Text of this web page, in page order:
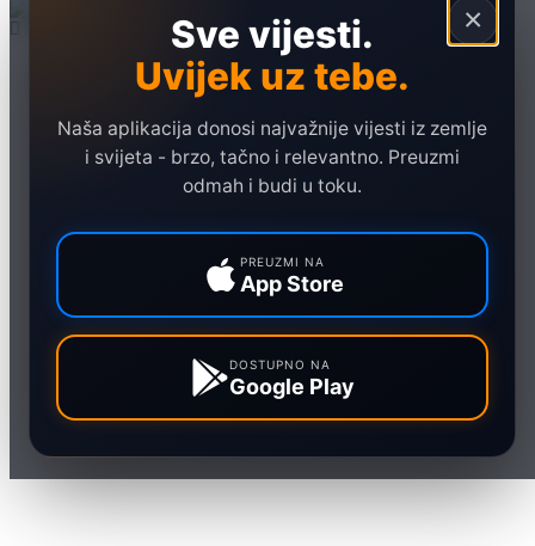
×
Sve vijesti.
Uvijek uz tebe.
Naša aplikacija donosi najvažnije vijesti iz zemlje
i svijeta - brzo, tačno i relevantno. Preuzmi
odmah i budi u toku.
PREUZMI NA
App Store
DOSTUPNO NA
Google Play
Društvo
Hronika
Sport